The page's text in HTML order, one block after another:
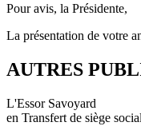
Pour avis, la Présidente,
La présentation de votre
AUTRES
L'Essor Savoyard
en Transfert de siège